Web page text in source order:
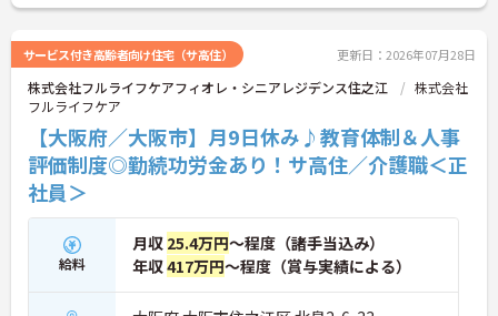
サービス付き高齢者向け住宅（サ高住） 更新日：2026年07月28日
株式会社フルライフケアフィオレ・シニアレジデンス住之江
株式会社
フルライフケア
【大阪府／大阪市】月9日休み♪教育体制＆人事
評価制度◎勤続功労金あり！サ高住／介護職＜正
社員＞
給料
月収 25.4万円～程度（諸手当込み）
年収417万円～程度（賞与実績による）